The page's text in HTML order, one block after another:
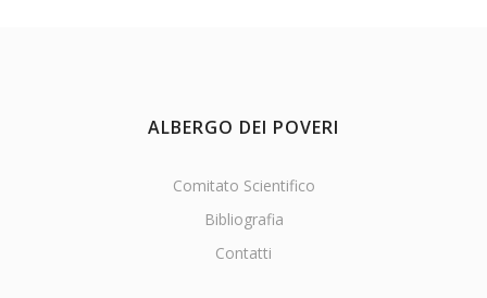
ALBERGO DEI POVERI
Comitato Scientifico
Bibliografia
Contatti